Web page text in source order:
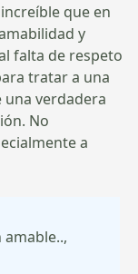
que en
y
falta de respeto
tratar a una
una verdadera
No
a